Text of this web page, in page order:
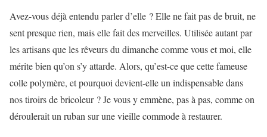
Avez-vous déjà entendu parler d’elle ? Elle ne fait pas de bruit, ne
sent presque rien, mais elle fait des merveilles. Utilisée autant par
les artisans que les rêveurs du dimanche comme vous et moi, elle
mérite bien qu’on s’y attarde. Alors, qu’est-ce que cette fameuse
colle polymère, et pourquoi devient-elle un indispensable dans
nos tiroirs de bricoleur ? Je vous y emmène, pas à pas, comme on
déroulerait un ruban sur une vieille commode à restaurer.